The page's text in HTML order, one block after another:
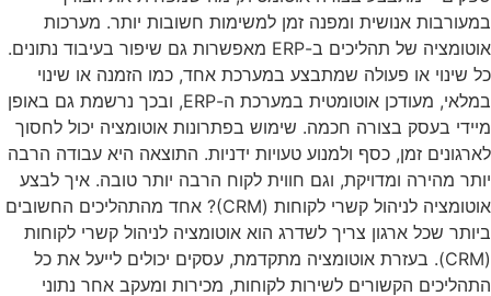
במעורבות אנושית ומפנה זמן למשימות חשובות יותר. מערכות
אוטומציה של תהליכים ב-ERP מאפשרות גם שיפור בעיבוד נתונים.
כל שינוי או פעולה שמתבצע במערכת אחד, כמו הזמנה או שינוי
במלאי, מעודכן אוטומטית במערכת ה-ERP, ובכך נרשמת גם באופן
מיידי בעסק בצורה חכמה. שימוש בפתרונות אוטומציה יכול לחסוך
לארגונים זמן, כסף ולמנוע טעויות ידניות. התוצאה היא עבודה הרבה
יותר מהירה ומדויקת, וגם חווית לקוח הרבה יותר טובה. איך לבצע
אוטומציה לניהול קשרי לקוחות (CRM)? אחד מהתהליכים החשובים
ביותר שכל ארגון צריך לשדרג הוא אוטומציה לניהול קשרי לקוחות
(CRM). בעזרת אוטומציה מתקדמת, עסקים יכולים לייעל את כל
התהליכים הקשורים לשירות לקוחות, מכירות ומעקב אחר נתוני